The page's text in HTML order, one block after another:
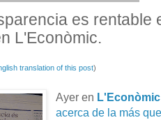
es rentable
L'Econòmic.
translation of this post)
Ayer en L'Econòmic
acerca de la más